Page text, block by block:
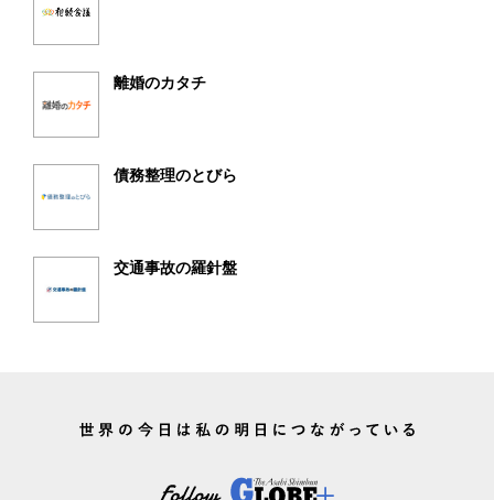
離婚のカタチ
債務整理のとびら
交通事故の羅針盤